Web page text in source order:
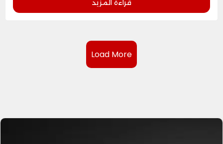
قراءة المزيد
Load More